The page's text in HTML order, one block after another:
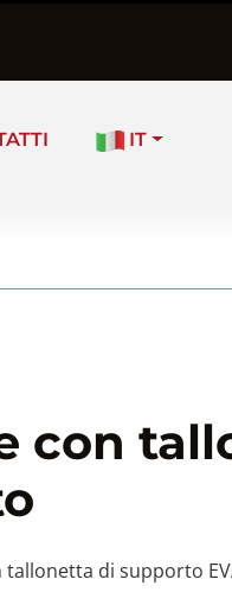
IT
con
di supporto